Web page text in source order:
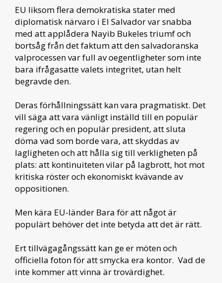
EU liksom flera demokratiska stater med
diplomatisk närvaro i El Salvador var snabba
med att applådera Nayib Bukeles triumf och
bortsåg från det faktum att den salvadoranska
valprocessen var full av oegentligheter som inte
bara ifrågasatte valets integritet, utan helt
begravde den.
Deras förhållningssätt kan vara pragmatiskt. Det
vill säga att vara vänligt inställd till en populär
regering och en populär president, att sluta
döma vad som borde vara, att skyddas av
lagligheten och att hålla sig till verkligheten på
plats: att kontinuiteten vilar på lagbrott, hot mot
kritiska röster och ekonomiskt kvävande av
oppositionen.
Men kära EU-länder Bara för att något är
populärt behöver det inte betyda att det är rätt.
Ert tillvägagångssätt kan ge er möten och
officiella foton för att smycka era kontor. Vad de
inte kommer att vinna är trovärdighet.